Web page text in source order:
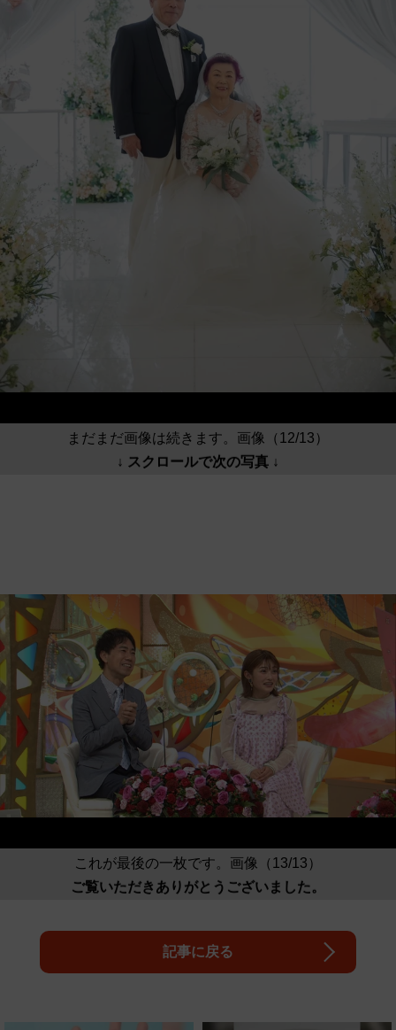
まだまだ画像は続きます。画像（12/13）
↓ スクロールで次の写真 ↓
これが最後の一枚です。画像（13/13）
ご覧いただきありがとうございました。
記事に戻る